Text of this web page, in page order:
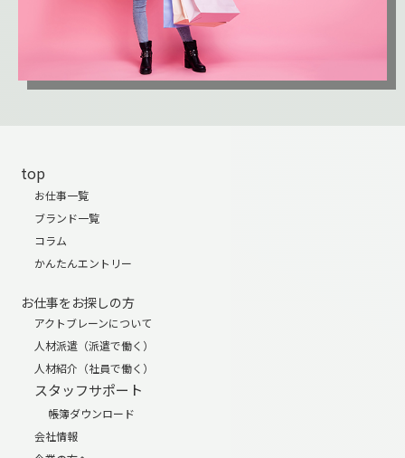
top
お仕事一覧
ブランド一覧
コラム
かんたんエントリー
お仕事をお探しの方
アクトブレーンについて
人材派遣（派遣で働く）
人材紹介（社員で働く）
スタッフサポート
帳簿ダウンロード
会社情報